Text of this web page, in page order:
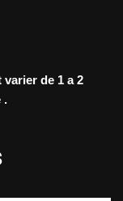
de 1 a 2
.